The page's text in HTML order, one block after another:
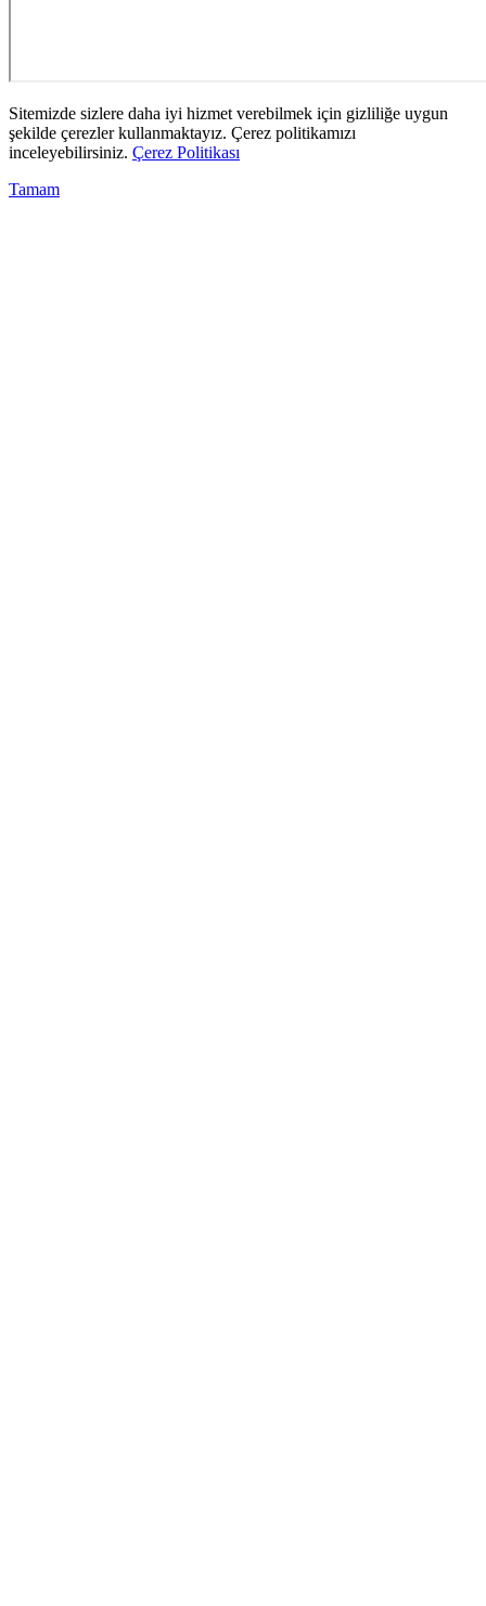
Sitemizde sizlere daha iyi hizmet verebilmek için gizliliğe uygun
şekilde çerezler kullanmaktayız. Çerez politikamızı
inceleyebilirsiniz. Çerez Politikası
Tamam